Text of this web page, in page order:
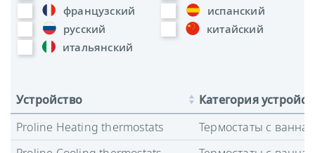
французский
испанский
русский
китайский
итальянский
Устройство
Категория
Proline Heating thermostats
Термостаты с